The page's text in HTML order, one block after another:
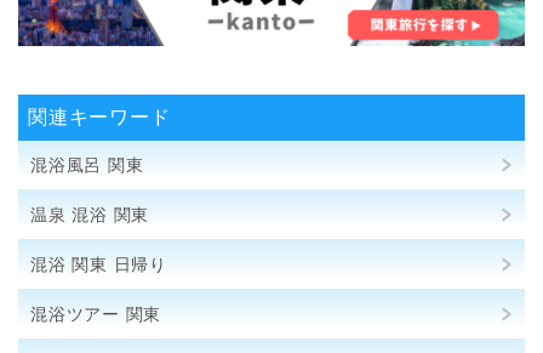
関連キーワード
混浴風呂 関東
温泉 混浴 関東
混浴 関東 日帰り
混浴ツアー 関東